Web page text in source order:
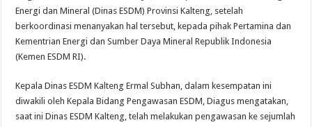
Energi dan Mineral (Dinas ESDM) Provinsi Kalteng, setelah
berkoordinasi menanyakan hal tersebut, kepada pihak Pertamina dan
Kementrian Energi dan Sumber Daya Mineral Republik Indonesia
(Kemen ESDM RI).
Kepala Dinas ESDM Kalteng Ermal Subhan, dalam kesempatan ini
diwakili oleh Kepala Bidang Pengawasan ESDM, Diagus mengatakan,
saat ini Dinas ESDM Kalteng, telah melakukan pengawasan ke sejumlah